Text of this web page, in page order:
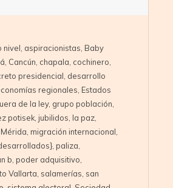
nivel, aspiracionistas, Baby
, Cancún, chapala, cochinero,
presidencial, desarrollo
regionales, Estados
de la ley, grupo población,
potisek, jubilidos, la paz,
Mérida, migración internacional,
, paliza,
b, poder adquisitivo,
Vallarta, salamerías, san